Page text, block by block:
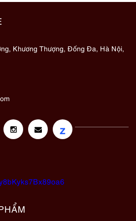
Khương Thượng, Đống Đa, Hà Nội,
z